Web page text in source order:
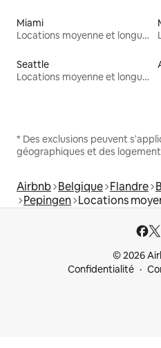
Miami
Locations moyenne et longue durée
Seattle
Locations moyenne et longue durée
* Des exclusions peuvent
géographiques et des
Airbnb Belgique Flandre
Pepingen Locations
© 2026
Confidentialité